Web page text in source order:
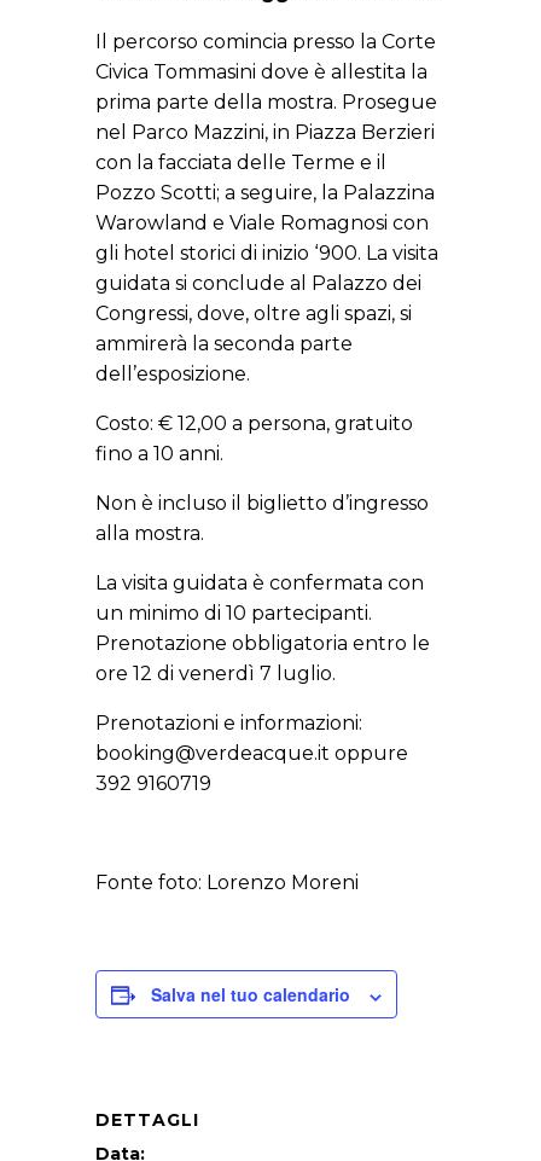
Il percorso comincia presso la Corte
Civica Tommasini dove è allestita la
prima parte della mostra. Prosegue
nel Parco Mazzini, in Piazza Berzieri
con la facciata delle Terme e il
Pozzo Scotti; a seguire, la Palazzina
Warowland e Viale Romagnosi con
gli hotel storici di inizio ‘900. La visita
guidata si conclude al Palazzo dei
Congressi, dove, oltre agli spazi, si
ammirerà la seconda parte
dell’esposizione.
Costo: € 12,00 a persona, gratuito
fino a 10 anni.
Non è incluso il biglietto d’ingresso
alla mostra.
La visita guidata è confermata con
un minimo di 10 partecipanti.
Prenotazione obbligatoria entro le
ore 12 di venerdì 7 luglio.
Prenotazioni e informazioni:
booking@verdeacque.it oppure
392 9160719
Fonte foto: Lorenzo Moreni
Salva nel tuo calendario
DETTAGLI
Data: